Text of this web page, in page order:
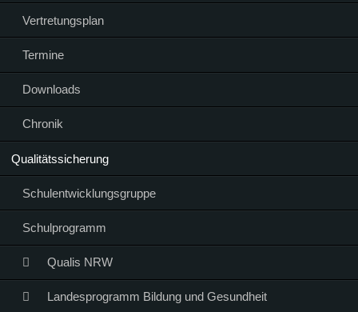
Vertretungsplan
Termine
Downloads
Chronik
Qualitätssicherung
Schulentwicklungsgruppe
Schulprogramm
Qualis NRW
Landesprogramm Bildung und Gesundheit